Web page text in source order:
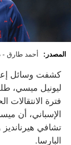
المصدر: أحمد طارق -
كشفت وسائل
ليونيل ميسي،
فترة الانتقالات
الإسباني، أن
تشافي
البارسا.